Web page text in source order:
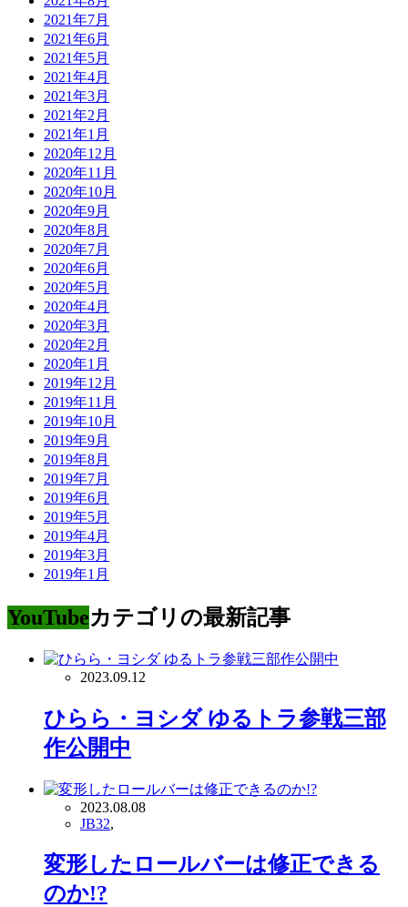
2021年7月
2021年6月
2021年5月
2021年4月
2021年3月
2021年2月
2021年1月
2020年12月
2020年11月
2020年10月
2020年9月
2020年8月
2020年7月
2020年6月
2020年5月
2020年4月
2020年3月
2020年2月
2020年1月
2019年12月
2019年11月
2019年10月
2019年9月
2019年8月
2019年7月
2019年6月
2019年5月
2019年4月
2019年3月
2019年1月
YouTubeカテゴリの最新記事
2023.09.12
ひらら・ヨシダ ゆるトラ参戦三部
作公開中
2023.08.08
JB32,
変形したロールバーは修正できる
のか!?